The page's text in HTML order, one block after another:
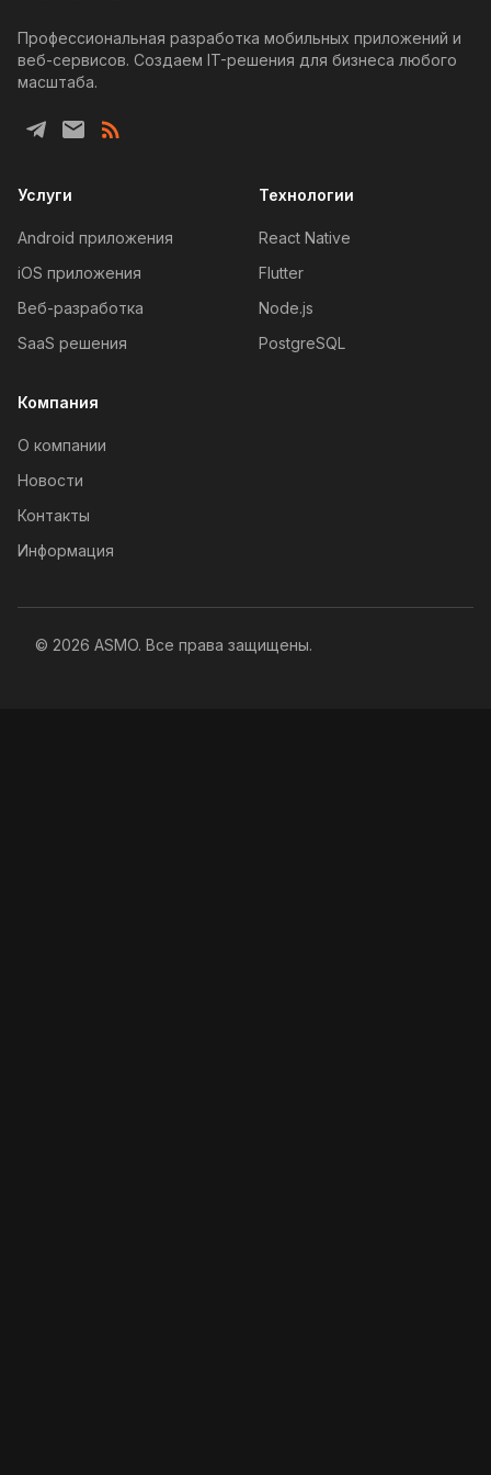
Профессиональная разработка мобильных приложений и
веб-сервисов. Создаем IT-решения для бизнеса любого
масштаба.
Услуги
Android приложения
iOS приложения
Веб-разработка
SaaS решения
Технологии
React Native
Flutter
Node.js
PostgreSQL
Компания
О компании
Новости
Контакты
Информация
© 2026 ASMO. Все права защищены.